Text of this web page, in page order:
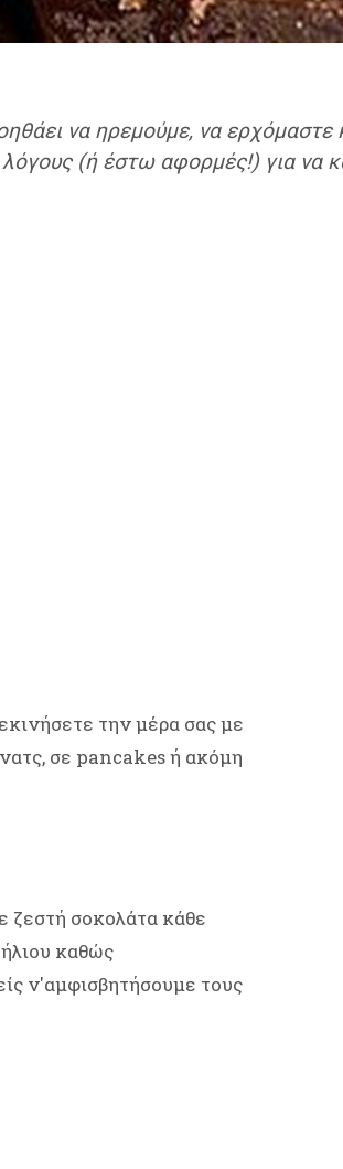
να ηρεμούμε, να
(ή έστω αφορμές!) για να
την μέρα σας με
σε pancakes ή ακόμη
ζεστή σοκολάτα κάθε
καθώς
ν'αμφισβητήσουμε τους